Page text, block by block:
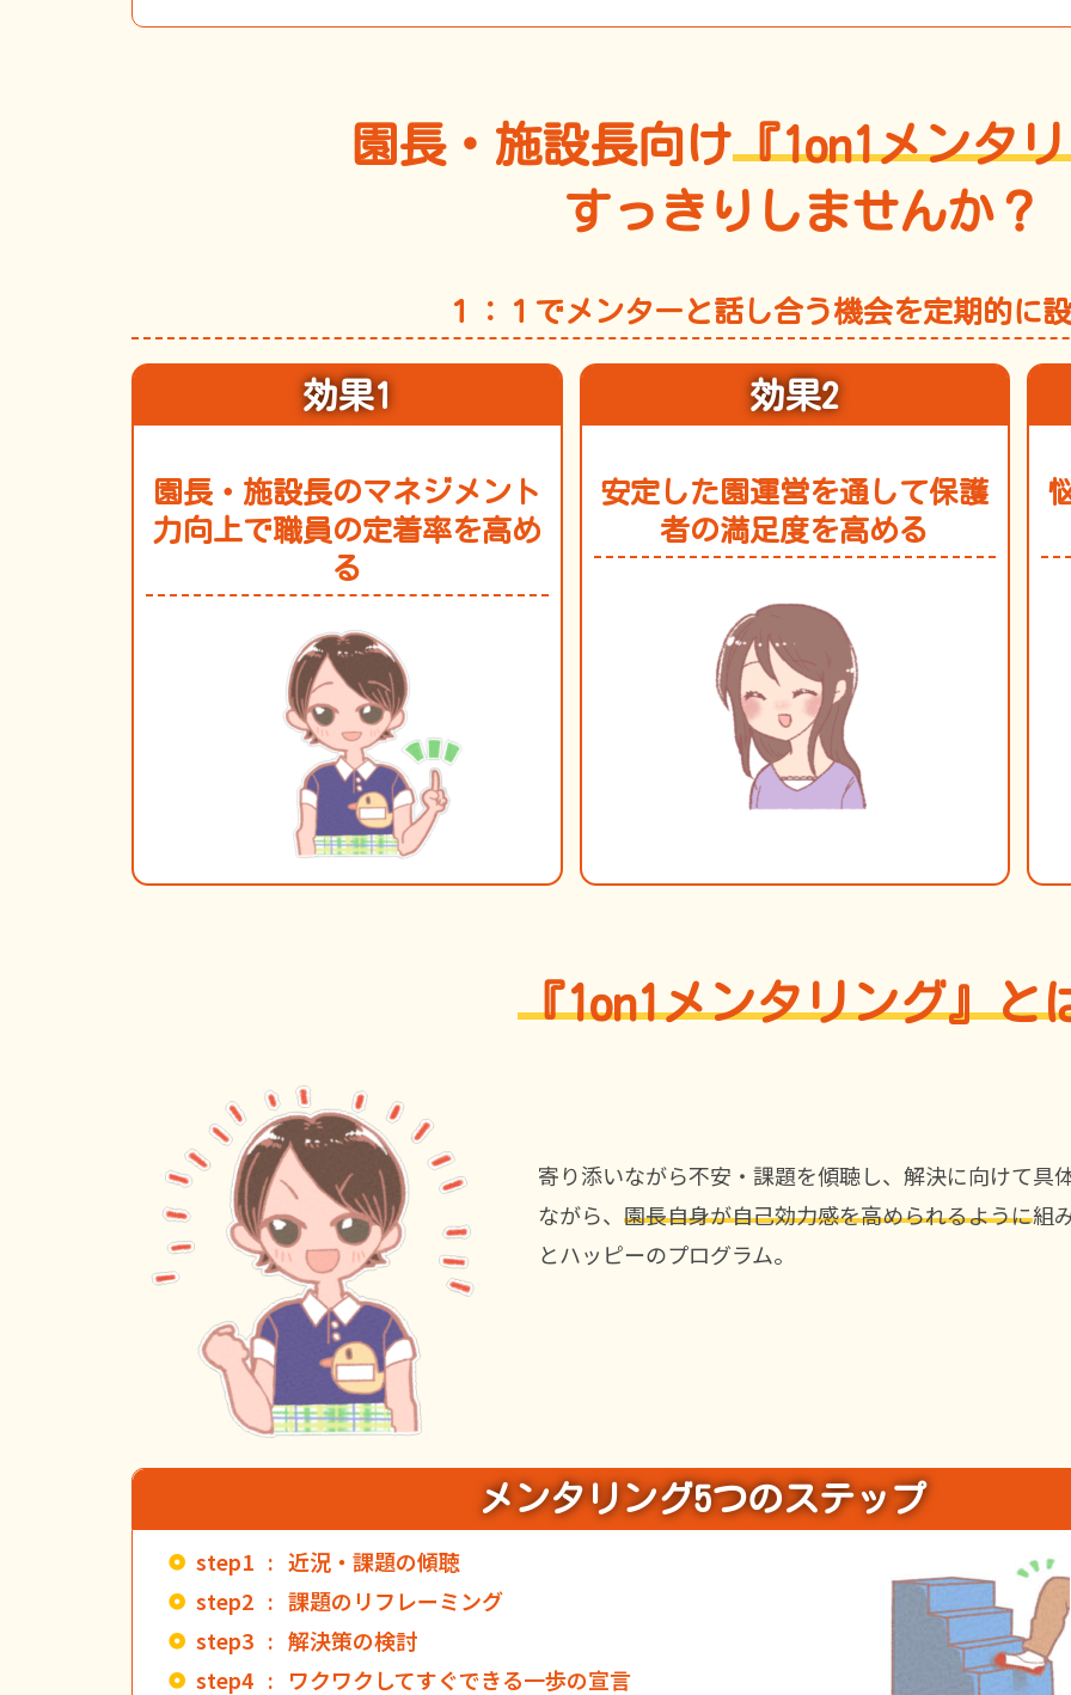
園長・施設長向け『1on1メンタ
すっきりしませんか？
１：１でメンターと話し合う機会を定期的に
効果1
園長・施設長のマネジメント
力向上で職員の定着率を高め
る
効果2
安定した園運営を通して保護
者の満足度を高める
『1on1メンタリング』と
寄り添いながら不安・課題を傾聴し、解決に向けて具
ながら、 園長自身が自己効力感を高められるように組
とハッピーのプログラム。
メンタリング5つのステップ
step1 : 近況・課題の傾聴
step2 : 課題のリフレーミング
step3 : 解決策の検討
step4 : ワクワクしてすぐできる一歩の宣言